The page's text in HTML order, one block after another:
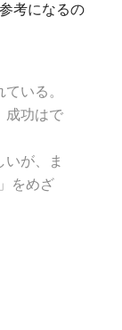
考になるの
いる。
成功はで
が、ま
をめざ